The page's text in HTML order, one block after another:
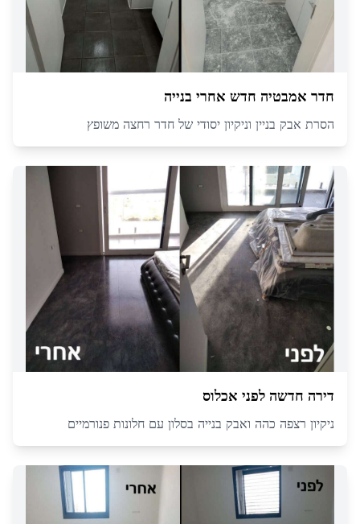
חדר אמבטיה חדש אחרי בנייה
הסרת אבק בניין וניקיון יסודי של חדר רחצה משופץ
דירה חדשה לפני אכלוס
ניקיון רצפה כהה ואבק בנייה בסלון עם חלונות פנורמיים